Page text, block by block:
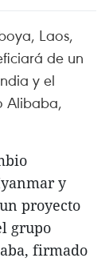
Laos,
de un
y el
Alibaba,
y
proyecto
grupo
firmado